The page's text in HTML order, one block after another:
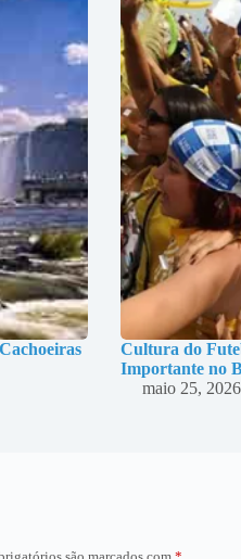
Cultura do
Importante no
maio 25, 2026